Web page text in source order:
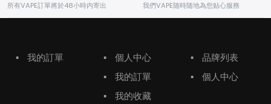
所有VAPE訂單將於48小時内寄出 我們VAPE随時随地為您贴心服務
▪ 我的訂單 ▪
個人中心
▪
我的訂單
▪
我的收藏
▪
品牌列表
▪
個人中心